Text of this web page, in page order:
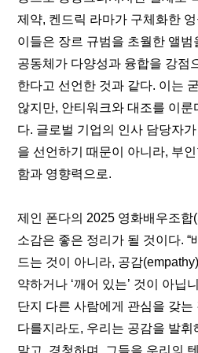
제약, 켄드릭 라마가 구체화한
이들은 장르 규범을 초월한 앨
공동체가 다양성과 융합을 강점
한다고 선언한 것과 같다. 이는
않지만, 안티워크와 대조를 이룬
다. 글로벌 기업의 인사 담당자
을 선언하기 때문이 아니라, 부
함과 영향력으로.
제인 폰다의 2025 영화배우조
소감은 좋은 정리가 될 것이다.
드는 것이 아니라, 공감
약하거나 ‘깨어 있는’ 것이 아닙
단지 다른 사람에게 관심을 갖는
다를지라도, 우리는 공감을 발휘